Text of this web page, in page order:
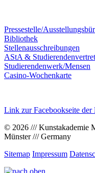
Pressestelle/
Bibliothek
Stellenausschreibungen
AStA &
Studierendenwerk/Mensen
Casino-Wochenkarte
Link zur Facebookseite
© 2026 /// Kunstakademie
Münster /// Germany
Sitemap Impressum